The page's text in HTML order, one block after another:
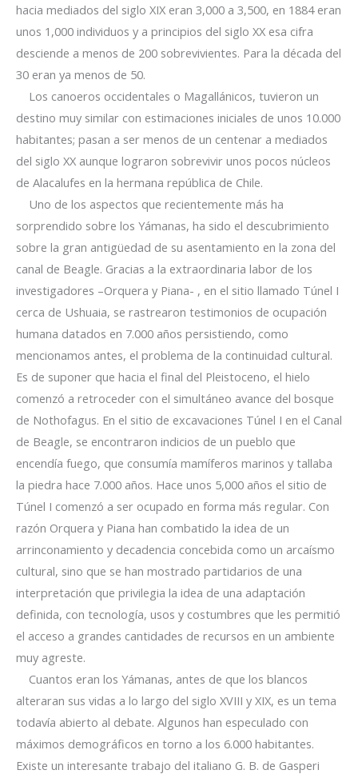
hacia mediados del siglo XIX eran 3,000 a 3,500, en 1884 eran
unos 1,000 individuos y a principios del siglo XX esa cifra
desciende a menos de 200 sobrevivientes. Para la década del
30 eran ya menos de 50.
Los canoeros occidentales o Magallánicos, tuvieron un
destino muy similar con estimaciones iniciales de unos 10.000
habitantes; pasan a ser menos de un centenar a mediados
del siglo XX aunque lograron sobrevivir unos pocos núcleos
de Alacalufes en la hermana república de Chile.
Uno de los aspectos que recientemente más ha
sorprendido sobre los Yámanas, ha sido el descubrimiento
sobre la gran antigüedad de su asentamiento en la zona del
canal de Beagle. Gracias a la extraordinaria labor de los
investigadores –Orquera y Piana- , en el sitio llamado Túnel I
cerca de Ushuaia, se rastrearon testimonios de ocupación
humana datados en 7.000 años persistiendo, como
mencionamos antes, el problema de la continuidad cultural.
Es de suponer que hacia el final del Pleistoceno, el hielo
comenzó a retroceder con el simultáneo avance del bosque
de Nothofagus. En el sitio de excavaciones Túnel I en el Canal
de Beagle, se encontraron indicios de un pueblo que
encendía fuego, que consumía mamíferos marinos y tallaba
la piedra hace 7.000 años. Hace unos 5,000 años el sitio de
Túnel I comenzó a ser ocupado en forma más regular. Con
razón Orquera y Piana han combatido la idea de un
arrinconamiento y decadencia concebida como un arcaísmo
cultural, sino que se han mostrado partidarios de una
interpretación que privilegia la idea de una adaptación
definida, con tecnología, usos y costumbres que les permitió
el acceso a grandes cantidades de recursos en un ambiente
muy agreste.
Cuantos eran los Yámanas, antes de que los blancos
alteraran sus vidas a lo largo del siglo XVIII y XIX, es un tema
todavía abierto al debate. Algunos han especulado con
máximos demográficos en torno a los 6.000 habitantes.
Existe un interesante trabajo del italiano G. B. de Gasperi